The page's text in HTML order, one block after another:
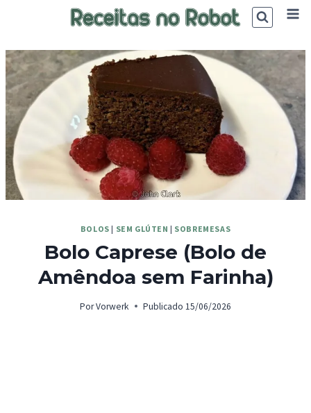
BOLOS | SEM GLÚTEN | SOBREMESAS
Bolo Caprese (Bolo de
Amêndoa sem Farinha)
PorVorwerk Publicado 15/06/2026